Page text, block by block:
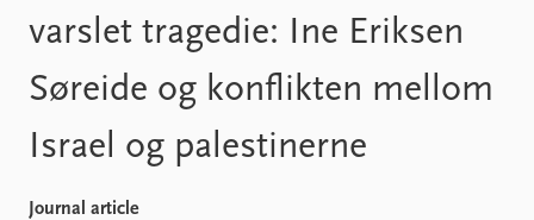
News archive
Nobel Peace Prize list
Events
Upcoming events
Recorded events
Annual Peace Address
Research
Overview
varslet tragedie: Ine Eriksen
Søreide og konflikten mellom
Israel og palestinerne
Journal article